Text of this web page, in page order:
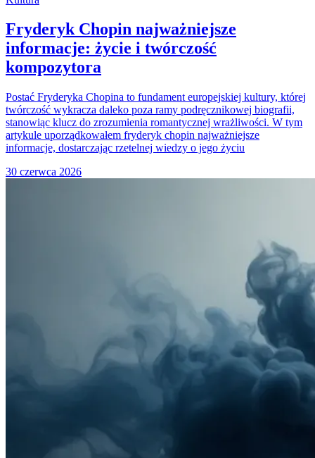
Fryderyk Chopin najważniejsze
informacje: życie i twórczość
kompozytora
Postać Fryderyka Chopina to fundament europejskiej kultury, której
twórczość wykracza daleko poza ramy podręcznikowej biografii,
stanowiąc klucz do zrozumienia romantycznej wrażliwości. W tym
artykule uporządkowałem fryderyk chopin najważniejsze
informacje, dostarczając rzetelnej wiedzy o jego życiu
30 czerwca 2026